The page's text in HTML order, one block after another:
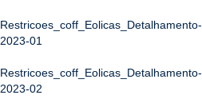
Restricoes_coff_Eolicas_Detalhamento-
2023-01
Restricoes_coff_Eolicas_Detalhamento-
2023-02